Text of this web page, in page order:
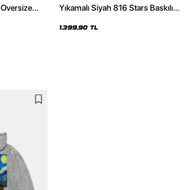
Oversize
Yıkamalı Siyah 816 Stars Baskılı
1.399,90 TL